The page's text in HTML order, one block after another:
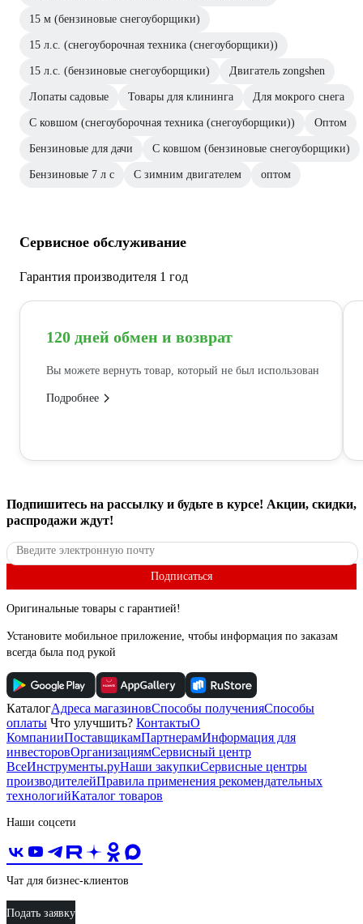
15 м (бензиновые снегоуборщики)
15 л.с. (снегоуборочная техника (снегоуборщики))
15 л.с. (бензиновые снегоуборщики) Двигатель zongshen
Лопаты садовые Товары для клининга Для мокрого снега
С ковшом (снегоуборочная техника (снегоуборщики)) Оптом
Бензиновые для дачи С ковшом (бензиновые снегоуборщики)
Бензиновые 7 л с С зимним двигателем оптом
Сервисное обслуживание
Гарантия производителя 1 год
120 дней обмен и возврат
Вы можете вернуть товар, который не был использован
Подробнее
Подпишитесь на рассылку и будьте в курсе! Акции, скидки,
распродажи ждут!
Подписаться
Оригинальные товары с гарантией!
Установите мобильное приложение, чтобы информация по заказам
всегда была под рукой
КаталогАдреса магазиновСпособы полученияСпособы
оплаты Что улучшить? КонтактыО
КомпанииПоставщикамПартнерамИнформация для
инвесторовОрганизациямСервисный центр
ВсеИнструменты.руНаши закупкиСервисные центры
производителейПравила применения рекомендательных
технологийКаталог товаров
Наши соцсети
Чат для бизнес-клиентов
Подать заявку